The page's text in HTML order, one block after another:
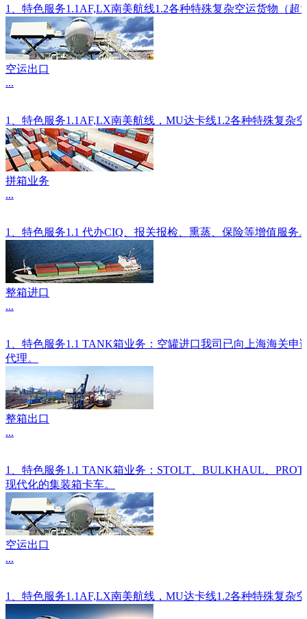
1、特色服务1.1AF,LX南美航线1.2各种特殊复杂空运货物（
空运出口
...
1、特色服务1.1AF,LX南美航线，MU达卡线1.2各种特殊复杂
拼箱业务
...
1、特色服务1.1 代办CIQ、报关报检、熏蒸、保险等增值服
整箱进口
...
1、特色服务1.1 TANK箱业务：空罐进口我司已向上海海关
代理。
整箱出口
...
1、特色服务1.1 TANK箱业务：STOLT、BULKHAUL、
现代化的集装箱卡车。
空运出口
...
1、特色服务1.1AF,LX南美航线，MU达卡线1.2各种特殊复杂